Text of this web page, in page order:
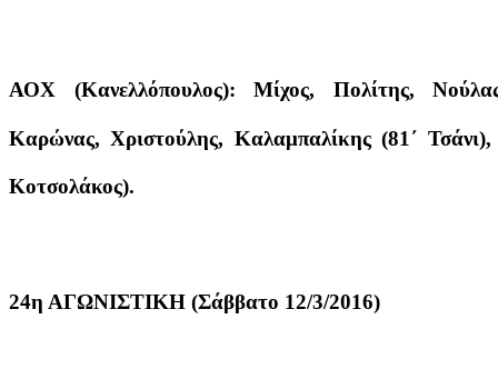
ΑΟΧ (Κανελλόπουλος): Μίχος, Πολίτης,
Καρώνας, Χριστούλης, Καλαμπαλίκης (81΄
Κοτσολάκος).
24η ΑΓΩΝΙΣΤΙΚΗ (Σάββατο 12/3/2016)